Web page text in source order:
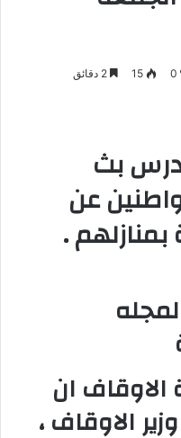
0
15
بث
عن
.
ان
الاوقاف ،